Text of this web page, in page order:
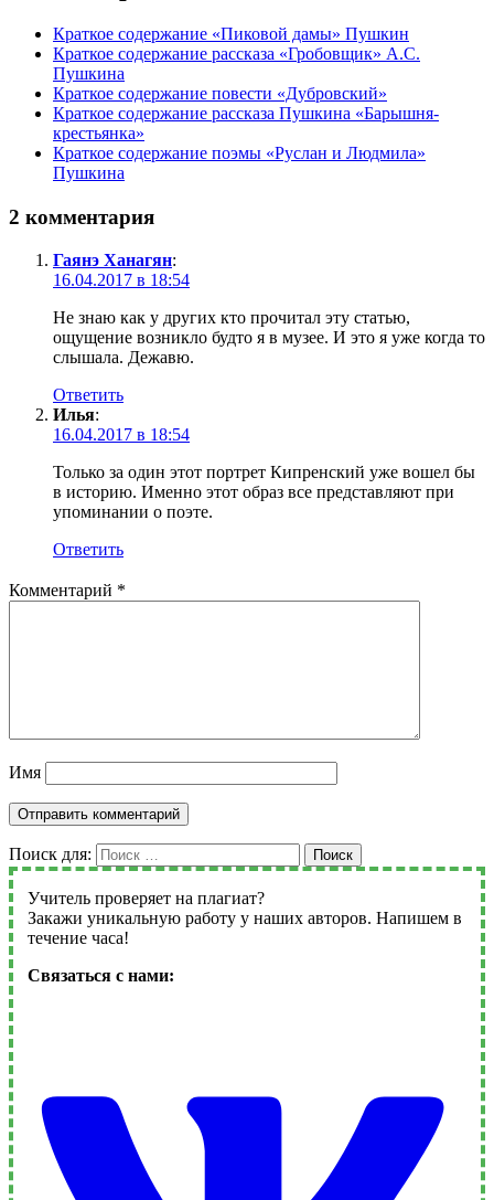
Краткое содержание «Пиковой дамы» Пушкин
Краткое содержание рассказа «Гробовщик» А.С.
Пушкина
Краткое содержание повести «Дубровский»
Краткое содержание рассказа Пушкина «Барышня-
крестьянка»
Краткое содержание поэмы «Руслан и Людмила»
Пушкина
2 комментария
Гаянэ Ханагян:
16.04.2017 в 18:54
Не знаю как у других кто прочитал эту статью,
ощущение возникло будто я в музее. И это я уже когда то
слышала. Дежавю.
Ответить
Илья:
16.04.2017 в 18:54
Только за один этот портрет Кипренский уже вошел бы
в историю. Именно этот образ все представляют при
упоминании о поэте.
Ответить
Комментарий *
Имя
Поиск для: Поиск
Учитель проверяет на плагиат?
Закажи уникальную работу у наших авторов. Напишем в
течение часа!
Связаться с нами: